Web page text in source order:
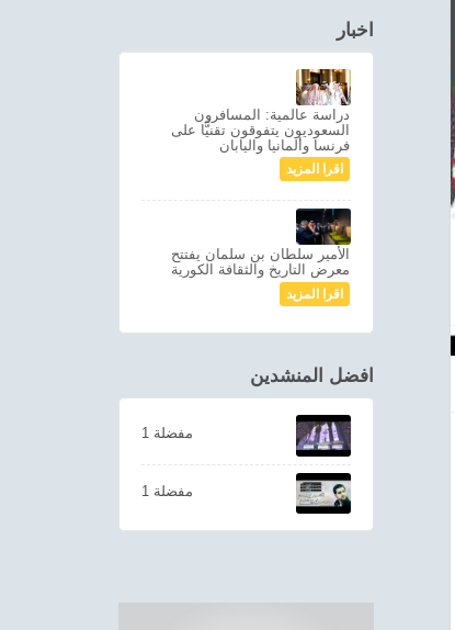
اخبار
دراسة عالمية: المسافرون
السعوديون يتفوقون تقنيًّا على
فرنسا وألمانيا واليابان
اقرا المزيد
الأمير سلطان بن سلمان يفتتح
معرض التاريخ والثقافة الكورية
اقرا المزيد
افضل المنشدين
1 مفضلة
1 مفضلة